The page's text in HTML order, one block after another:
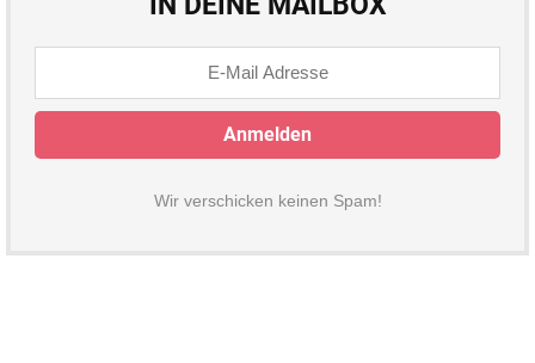
Wir verschicken keinen Spam!